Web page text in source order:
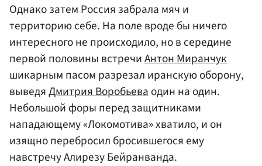
Однако затем Россия забрала мяч и
территорию себе. На поле вроде бы ничего
интересного не происходило, но в середине
первой половины встречиАнтон Миранчук
шикарным пасом разрезал иранскую оборону,
выведяДмитрия Воробьеваодин на один.
Небольшой форы перед защитниками
нападающему «Локомотива» хватило, и он
изящно перебросил бросившегося ему
навстречу Алирезу Бейранванда.